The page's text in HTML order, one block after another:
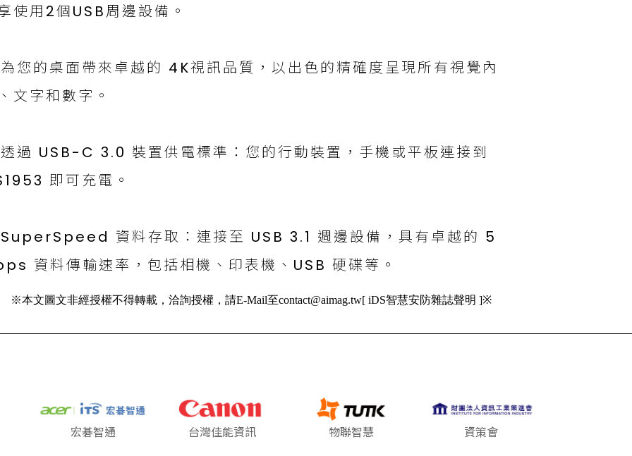
使用2個USB周邊設備。
為您的桌面帶來卓越的 4K視訊品質，以出色的精確度呈現所有視覺內
文字和數字。
透過 USB-C 3.0 裝置供電標準：您的行動裝置，手機或平板連接到
即可充電。
SuperSpeed 資料存取：連接至 USB 3.1 週邊設備，具有卓越的 5
資料傳輸速率，包括相機、印表機、USB 硬碟等。
※本文圖文非經授權不得轉載，洽詢授權，請E-Mail至contact@aimag.tw[ iDS智慧安防雜誌聲明 ]※
宏碁智通 台灣佳能資訊 物聯智慧 資策會